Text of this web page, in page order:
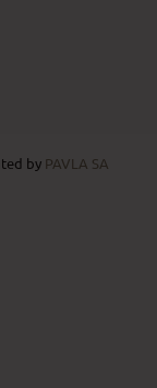
by PAVLA SA